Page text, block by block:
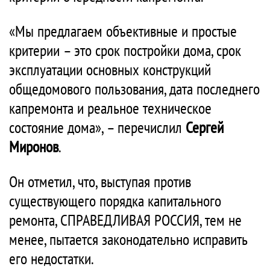
«Мы предлагаем объективные и простые
критерии – это срок постройки дома, срок
эксплуатации основных конструкций
общедомового пользования, дата последнего
капремонта и реальное техническое
состояние дома», – перечислил Сергей
Миронов.
Он отметил, что, выступая против
существующего порядка капитального
ремонта, СПРАВЕДЛИВАЯ РОССИЯ, тем не
менее, пытается законодательно исправить
его недостатки.